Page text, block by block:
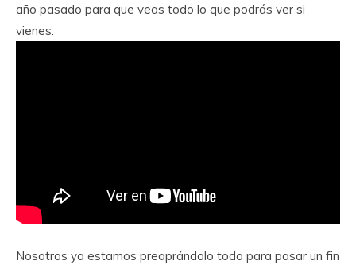
año pasado para que veas todo lo que podrás ver si
vienes.
Nosotros ya estamos preaprándolo todo para pasar un fin